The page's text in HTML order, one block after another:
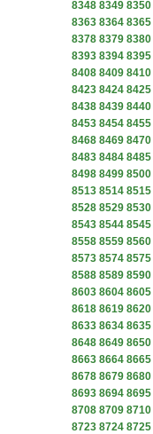
8348 8349 8350
8363 8364 8365
8378 8379 8380
8393 8394 8395
8408 8409 8410
8423 8424 8425
8438 8439 8440
8453 8454 8455
8468 8469 8470
8483 8484 8485
8498 8499 8500
8513 8514 8515
8528 8529 8530
8543 8544 8545
8558 8559 8560
8573 8574 8575
8588 8589 8590
8603 8604 8605
8618 8619 8620
8633 8634 8635
8648 8649 8650
8663 8664 8665
8678 8679 8680
8693 8694 8695
8708 8709 8710
8723 8724 8725